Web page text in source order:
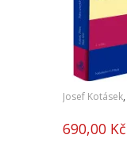
Josef Kotásek,
690,00 Kč